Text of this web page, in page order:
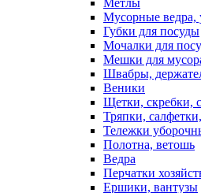
Метлы
Мусорные ведра,
Губки для посуды
Мочалки для
Мешки для
Швабры,
Веники
Щетки, скребки,
Тряпки,
Тележки
Полотна, ветошь
Ведра
Перчатки
Ершики, вантузы